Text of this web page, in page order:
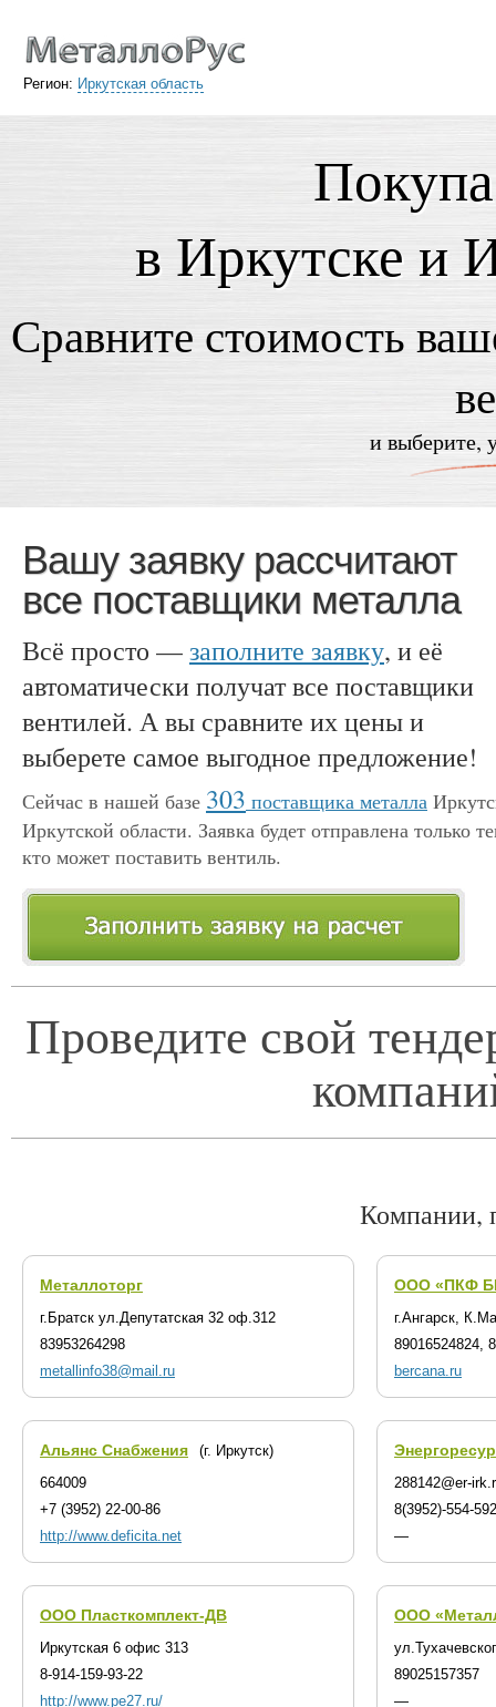
Регион: Иркутская область
в Иркутске и
Сравните стоимость
и выберите,
Вашу заявку рассчитают
все поставщики металла
Всё просто —заполните заявку, и её
автоматически получат все поставщики
вентилей. А вы сравните их цены и
выберете самое выгодное предложение!
Сейчас в нашей базе 303 поставщика металла
Иркутской области. Заявка будет отправлена только
кто может поставить вентиль.
Проведите свой
Компании,
Металлоторг
г.Братск ул.Депутатская 32 оф.312
83953264298
metallinfo38@mail.ru
ООО «ПКФ
г.Ангарск,
89016524824,
bercana.ru
Альянс Снабжения
(г. Иркутск)
664009
+7 (3952) 22-00-86
http://www.deficita.net
288142@er-
8(3952)-554-592
—
ООО Пласткомплект-ДВ
Иркутская 6 офис 313
8-914-159-93-22
http://www.pe27.ru/
ООО
89025157357
—